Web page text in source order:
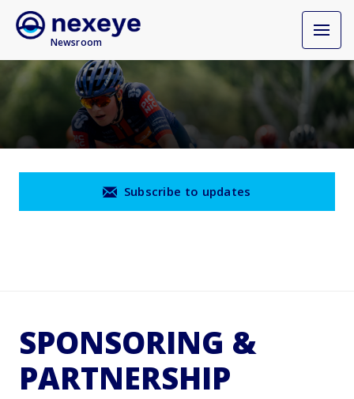
Newsroom
Subscribe to updates
SPONSORING &
PARTNERSHIP